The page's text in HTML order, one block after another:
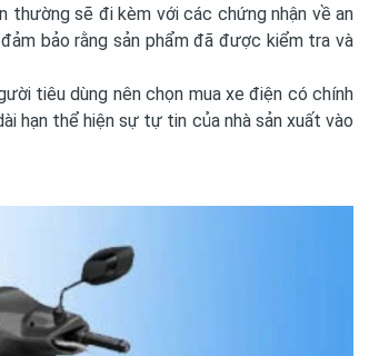
sẽ đi kèm với các chứng nhận về an
bảo rằng sản phẩm đã được kiểm tra và
tiêu dùng nên chọn mua xe điện có chính
hạn thể hiện sự tự tin của nhà sản xuất vào